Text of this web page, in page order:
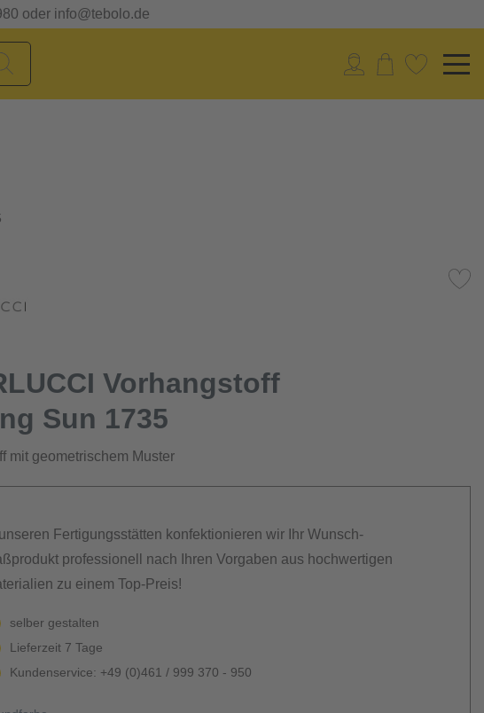
oder info@tebolo.de
Vorhangstoff
Sun 1735
mit geometrischem Muster
unseren Fertigungsstätten konfektionieren wir Ihr Wunsch-
professionell nach Ihren Vorgaben aus hochwertigen
zu einem Top-Preis!
selber gestalten
Lieferzeit 7 Tage
Kundenservice: +49 (0)461 / 999 370 - 950